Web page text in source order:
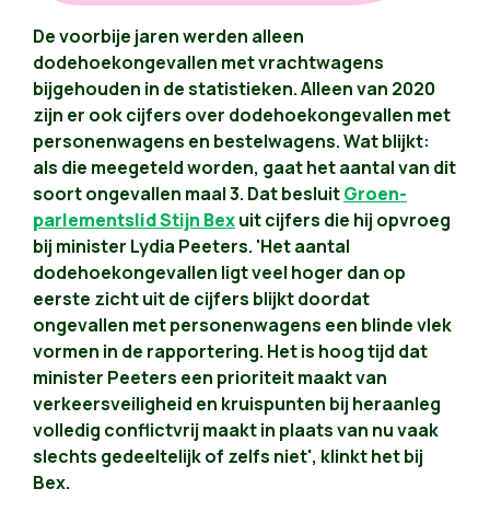
De voorbije jaren werden alleen
dodehoekongevallen met vrachtwagens
bijgehouden in de statistieken. Alleen van 2020
zijn er ook cijfers over dodehoekongevallen met
personenwagens en bestelwagens. Wat blijkt:
als die meegeteld worden, gaat het aantal van dit
soort ongevallen maal 3. Dat besluitGroen-
parlementslid Stijn Bexuit cijfers die hij opvroeg
bij minister Lydia Peeters. 'Het aantal
dodehoekongevallen ligt veel hoger dan op
eerste zicht uit de cijfers blijkt doordat
ongevallen met personenwagens een blinde vlek
vormen in de rapportering. Het is hoog tijd dat
minister Peeters een prioriteit maakt van
verkeersveiligheid en kruispunten bij heraanleg
volledig conflictvrij maakt in plaats van nu vaak
slechts gedeeltelijk of zelfs niet', klinkt het bij
Bex.